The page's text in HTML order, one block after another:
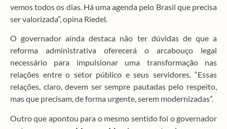
vemos todos os dias. Há uma agenda pelo Brasil que precisa
ser valorizada”, opina Riedel.
O governador ainda destaca não ter dúvidas de que a
reforma administrativa oferecerá o arcabouço legal
necessário para impulsionar uma transformação nas
relações entre o setor público e seus servidores. “Essas
relações, claro, devem ser sempre pautadas pelo respeito,
mas que precisam, de forma urgente, serem modernizadas”.
Outro que apontou para o mesmo sentido foi o governador